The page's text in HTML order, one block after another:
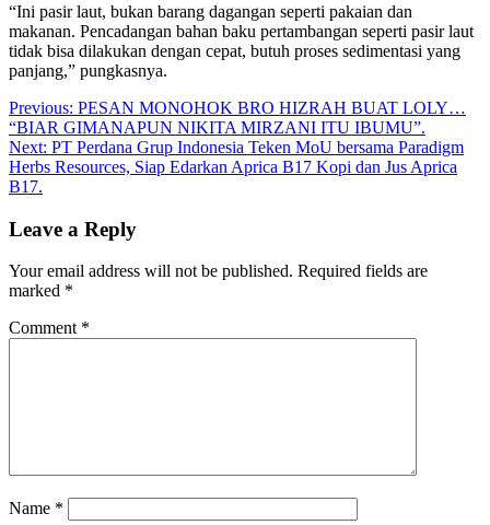
“Ini pasir laut, bukan barang dagangan seperti pakaian dan
makanan. Pencadangan bahan baku pertambangan seperti pasir laut
tidak bisa dilakukan dengan cepat, butuh proses sedimentasi yang
panjang,” pungkasnya.
Post
navigation
Previous: PESAN MONOHOK BRO HIZRAH BUAT LOLY…
“BIAR GIMANAPUN NIKITA MIRZANI ITU IBUMU”.
Next: PT Perdana Grup Indonesia Teken MoU bersama Paradigm
Herbs Resources, Siap Edarkan Aprica B17 Kopi dan Jus Aprica
B17.
Leave a Reply
Your email address will not be published. Required fields are
marked *
Comment *
Name *